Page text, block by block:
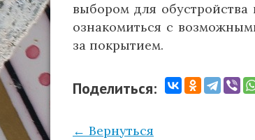
выбором для
ознакомиться с
за покрытием.
Поделиться:
← Вернуться